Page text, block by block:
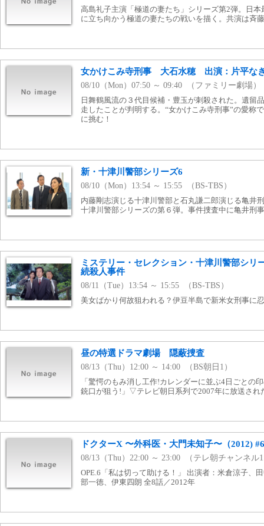
高島礼子主演「極道の妻たち」シリーズ第2弾。日
に立ち向かう極道の妻たちの戦いを描く。共演は斉
女かけこみ寺刑事 大石水穂 出演：片平な
08/10（Mon）07:50 ～ 09:40 （ファミリー劇場）
日舞鶴風流の３代目候補・豊玉が刺殺された。遺留
走したことが判明する。“女かけこみ寺刑事”の愛称
に挑む！
新・十津川警部シリーズ6
08/10（Mon）13:54 ～ 15:55 （BS-TBS）
内藤剛志演じる十津川警部と石丸謙二郎演じる亀井
十津川警部シリーズの第６弾。事件捜査中に亀井刑
ミステリー・セレクション・十津川警部シリ
続殺人事件
08/11（Tue）13:54 ～ 15:55 （BS-TBS）
美女ばかり何故狙われる？伊豆半島で新米女刑事に
昼の特選ドラマ劇場 隠蔽捜査
08/13（Thu）12:00 ～ 14:00 （BS朝日1）
「驚愕のもみ消し工作!カレンダーに並ぶ4日ごとの
銃口が狙う!」▽テレビ朝日系列で2007年に放送され
ドクターX 〜外科医・大門未知子〜（2012) #6
08/13（Thu）22:00 ～ 23:00 （テレ朝チャンネル
OPE.6「私は切って助ける！」 出演者：米倉涼子、
部一徳、伊東四朗 全8話／2012年